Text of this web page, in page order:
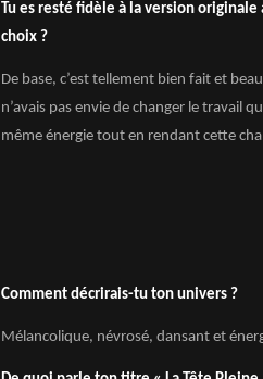
Tu es resté fidèle à la version
choix ?
De base, c’est tellement bien fait et
n’avais pas envie de changer le travail
même énergie tout en rendant cette
Comment décrirais-tu ton univers ?
Mélancolique, névrosé, dansant et